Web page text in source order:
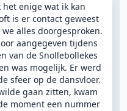
enige wat ik kan
is er contact geweest
alles doorgesproken.
aangegeven tijdens
van de Snollebollekes
was mogelijk. Er werd
sfeer op de dansvloer.
gaan zitten, kwam
moment een nummer